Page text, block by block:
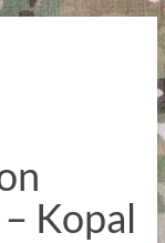
Kopal